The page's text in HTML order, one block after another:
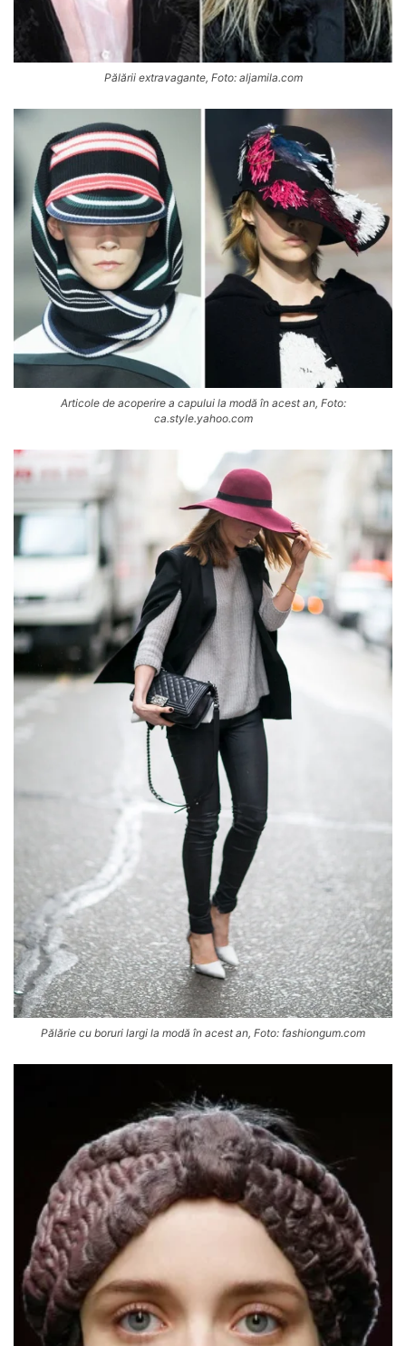
Pălării extravagante, Foto: aljamila.com
Articole de acoperire a capului la modă în acest an, Foto:
ca.style.yahoo.com
Pălărie cu boruri largi la modă în acest an, Foto: fashiongum.com